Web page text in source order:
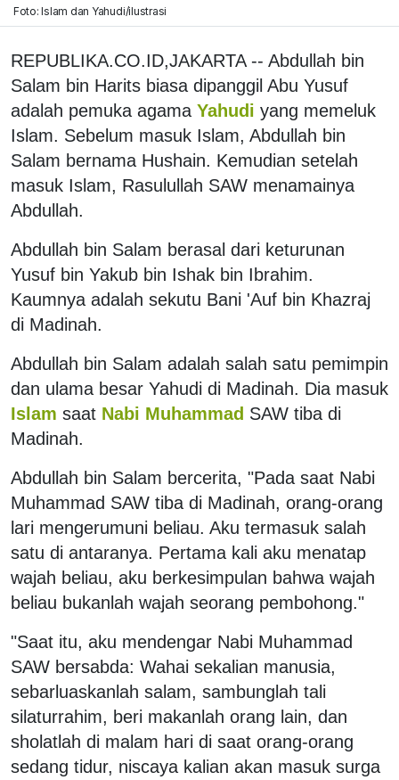
Foto: Islam dan Yahudi/ilustrasi
REPUBLIKA.CO.ID,JAKARTA -- Abdullah bin
Salam bin Harits biasa dipanggil Abu Yusuf
adalah pemuka agama Yahudi yang memeluk
Islam. Sebelum masuk Islam, Abdullah bin
Salam bernama Hushain. Kemudian setelah
masuk Islam, Rasulullah SAW menamainya
Abdullah.
Abdullah bin Salam berasal dari keturunan
Yusuf bin Yakub bin Ishak bin Ibrahim.
Kaumnya adalah sekutu Bani 'Auf bin Khazraj
di Madinah.
Abdullah bin Salam adalah salah satu pemimpin
dan ulama besar Yahudi di Madinah. Dia masuk
Islam saat Nabi Muhammad SAW tiba di
Madinah.
Abdullah bin Salam bercerita, "Pada saat Nabi
Muhammad SAW tiba di Madinah, orang-orang
lari mengerumuni beliau. Aku termasuk salah
satu di antaranya. Pertama kali aku menatap
wajah beliau, aku berkesimpulan bahwa wajah
beliau bukanlah wajah seorang pembohong."
"Saat itu, aku mendengar Nabi Muhammad
SAW bersabda: Wahai sekalian manusia,
sebarluaskanlah salam, sambunglah tali
silaturrahim, beri makanlah orang lain, dan
sholatlah di malam hari di saat orang-orang
sedang tidur, niscaya kalian akan masuk surga